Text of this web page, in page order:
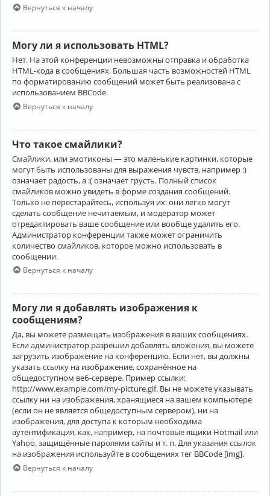
Вернуться к началу
Могу ли я использовать HTML?
Нет. На этой конференции невозможны отправка и обработка
HTML-кода в сообщениях. Большая часть возможностей HTML
по форматированию сообщений может быть реализована с
использованием BBCode.
Вернуться к началу
Что такое смайлики?
Смайлики, или эмотиконы — это маленькие картинки, которые
могут быть использованы для выражения чувств, например :)
означает радость, а :( означает грусть. Полный список
смайликов можно увидеть в форме создания сообщений.
Только не перестарайтесь, используя их: они легко могут
сделать сообщение нечитаемым, и модератор может
отредактировать ваше сообщение или вообще удалить его.
Администратор конференции также может ограничить
количество смайликов, которое можно использовать в
сообщении.
Вернуться к началу
Могу ли я добавлять изображения к
сообщениям?
Да, вы можете размещать изображения в ваших сообщениях.
Если администратор разрешил добавлять вложения, вы можете
загрузить изображение на конференцию. Если нет, вы должны
указать ссылку на изображение, сохранённое на
общедоступном веб-сервере. Пример ссылки:
http://www.example.com/my-picture.gif. Вы не можете указывать
ссылку ни на изображения, хранящиеся на вашем компьютере
(если он не является общедоступным сервером), ни на
изображения, для доступа к которым необходима
аутентификация, как, например, на почтовые ящики Hotmail или
Yahoo, защищённые паролями сайты и т. п. Для указания ссылок
на изображения используйте в сообщениях тег BBCode [img].
Вернуться к началу